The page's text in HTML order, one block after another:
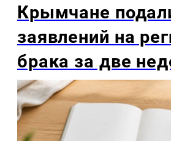
Крымчане
заявлений на
брака за две